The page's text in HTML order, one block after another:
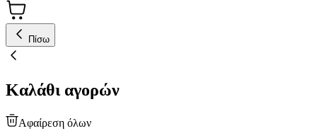
Πίσω
Καλάθι αγορών
Αφαίρεση όλων